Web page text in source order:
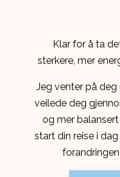
Klar for å ta
sterkere, mer
Jeg venter på deg
veilede deg
og mer
start din reise i